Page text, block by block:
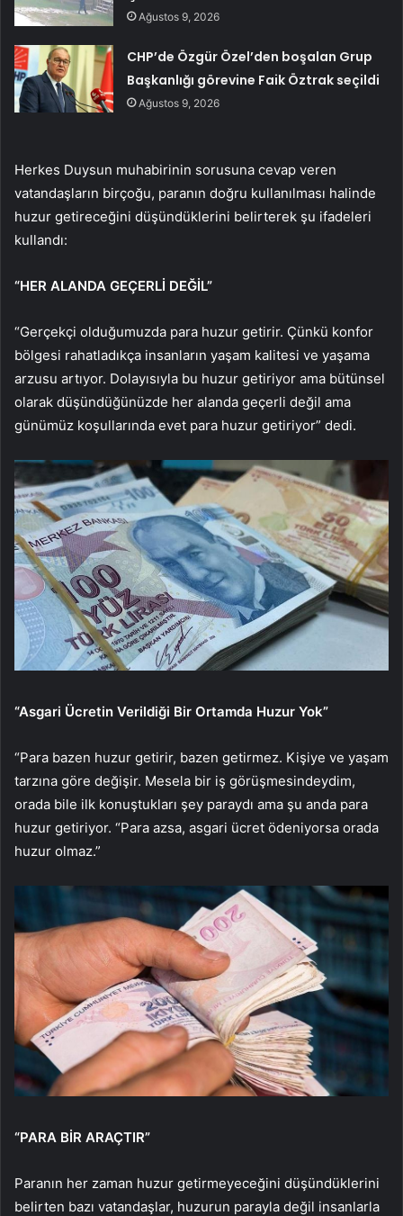
Ağustos 9, 2026
CHP’de Özgür Özel’den boşalan Grup
Başkanlığı görevine Faik Öztrak seçildi
Ağustos 9, 2026
Herkes Duysun muhabirinin sorusuna cevap veren
vatandaşların birçoğu, paranın doğru kullanılması halinde
huzur getireceğini düşündüklerini belirterek şu ifadeleri
kullandı:
“HER ALANDA GEÇERLİ DEĞİL”
“Gerçekçi olduğumuzda para huzur getirir. Çünkü konfor
bölgesi rahatladıkça insanların yaşam kalitesi ve yaşama
arzusu artıyor. Dolayısıyla bu huzur getiriyor ama bütünsel
olarak düşündüğünüzde her alanda geçerli değil ama
günümüz koşullarında evet para huzur getiriyor” dedi.
“Asgari Ücretin Verildiği Bir Ortamda Huzur Yok”
“Para bazen huzur getirir, bazen getirmez. Kişiye ve yaşam
tarzına göre değişir. Mesela bir iş görüşmesindeydim,
orada bile ilk konuştukları şey paraydı ama şu anda para
huzur getiriyor. “Para azsa, asgari ücret ödeniyorsa orada
huzur olmaz.”
“PARA BİR ARAÇTIR”
Paranın her zaman huzur getirmeyeceğini düşündüklerini
belirten bazı vatandaşlar, huzurun parayla değil insanlarla